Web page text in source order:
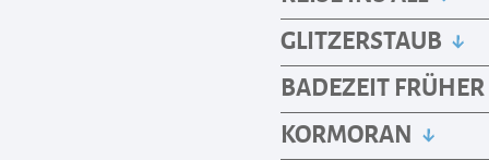
GLITZERSTAUB
BADEZEIT FRÜHER
KORMORAN